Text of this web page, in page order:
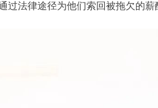
过法律途径为他们索回被拖欠的薪